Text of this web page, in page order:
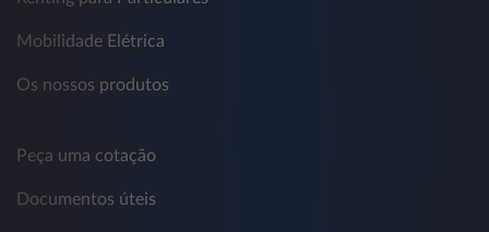
Mobilidade Elétrica
Os nossos produtos
Peça uma cotação
Documentos úteis